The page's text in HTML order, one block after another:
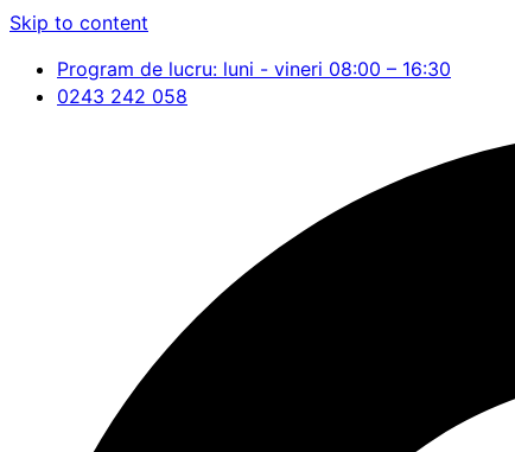
Skip to content
Program de lucru: luni - vineri 08:00 – 16:30
0243 242 058